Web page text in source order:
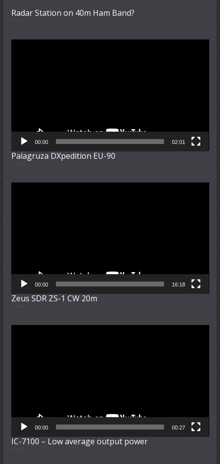
Radar Station on 40m Ham Band?
00:00 02:01
Palagruza DXpedition EU-90
00:00 16:18
Zeus SDR ZS-1 CW 20m
00:00 00:27
IC-7100 – Low average output power